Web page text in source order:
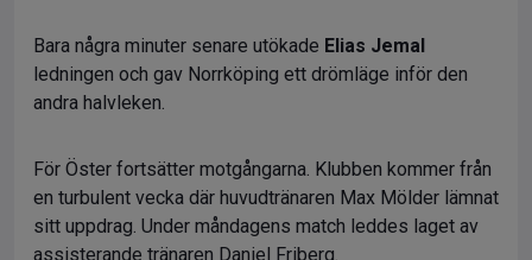
Bara några minuter senare utökade Elias Jemal
ledningen och gav Norrköping ett drömläge inför den
andra halvleken.
För Öster fortsätter motgångarna. Klubben kommer från
en turbulent vecka där huvudtränaren Max Mölder lämnat
sitt uppdrag. Under måndagens match leddes laget av
assisterande tränaren Daniel Friberg.